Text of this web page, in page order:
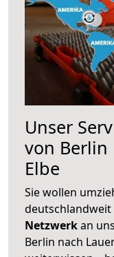
Unser
von Berlin
Elbe
Sie wollen
deutschlandweit
Netzwerkan
Berlin nach